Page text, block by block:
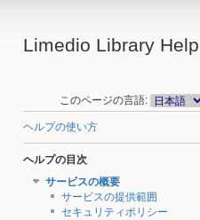
Limedio Library Help
このページの言語:
ヘルプの使い方
ヘルプの目次
サービスの概要
サービスの提供範囲
セキュリティポリシー